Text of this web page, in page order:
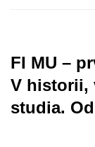
FI MU –
V historii,
studia.